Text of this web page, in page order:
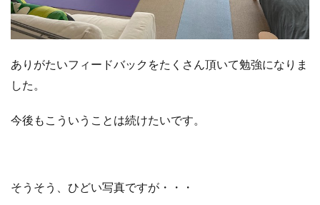
ありがたいフィードバックをたくさん頂いて勉強になりま
した。
今後もこういうことは続けたいです。
そうそう、ひどい写真ですが・・・